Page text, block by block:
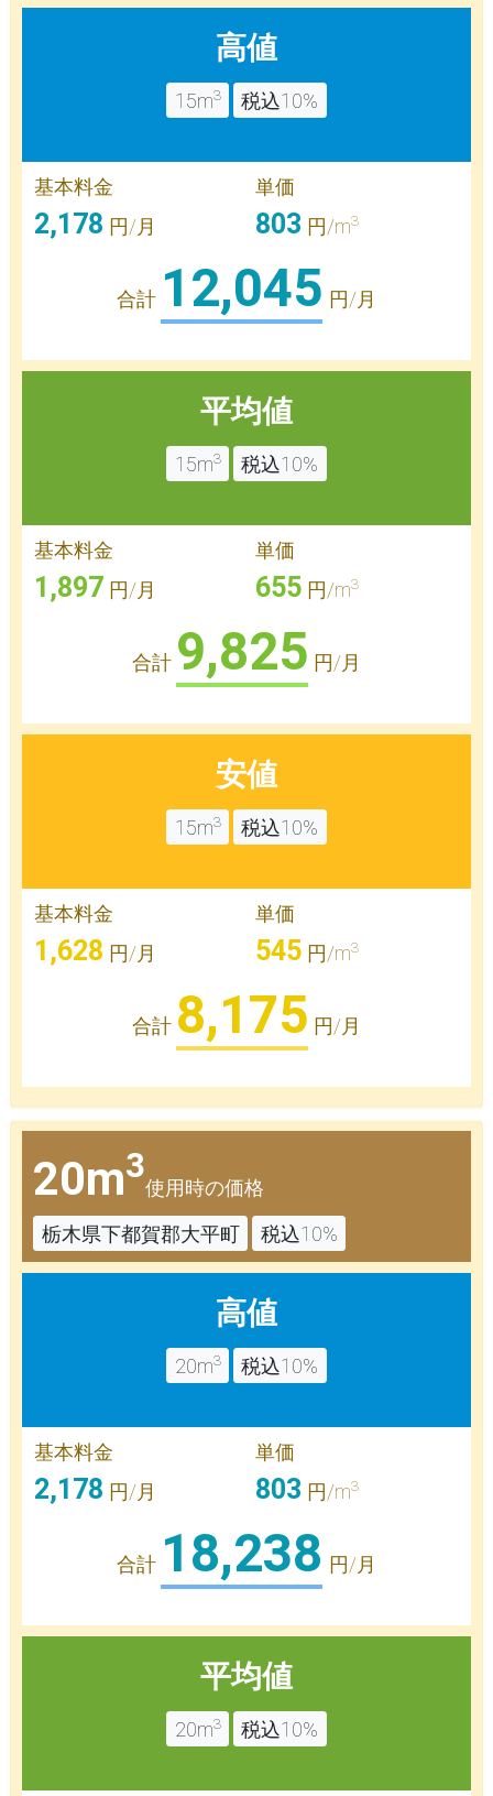
高値
15m3 税込10%
基本料金
2,178 円/月
単価
803 円/m3
合計 12,045 円/月
平均値
15m3 税込10%
基本料金
1,897 円/月
単価
655円/m3
合計 9,825 円/月
安値
15m3 税込10%
基本料金
1,628 円/月
単価
545円/m3
合計 8,175 円/月
20m3
使用時の価格
栃木県下都賀郡大平町
税込10%
高値
20m3 税込10%
基本料金
2,178 円/月
単価
803 円/m3
合計 18,238 円/月
平均値
20m3 税込10%